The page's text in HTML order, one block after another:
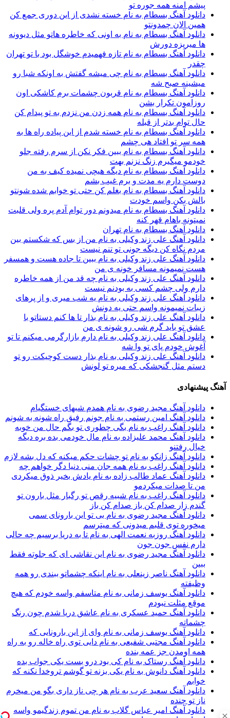
پیشم امنه همه جوره تو
دانلود آهنگ بسطام به نام خسته نشدی از این دوری جمع کن
همین الان چمدونتو
دانلود آهنگ بسطام به نام به اونی که خاطره هاتو مثل دیوونه
ها میریزه دورش
دانلود آهنگ بسطام به نام تازه فهمیدم خوشگل بود با تو تهران
چقدر
دانلود آهنگ بسطام به نام چی میشه گفتش به اونکه شبا رو
میشینه صبح شه
دانلود آهنگ بسطام به نام قربون چشمات برم کاشکی اون
روزامون تکرار بشن
دانلود آهنگ بسطام به نام همه زدن من نزدم به تو پیدام کن
حال توام بدتر از قبله
دانلود آهنگ بسطام به نام خسته شدم از این پیاده راه ها به
همه سر تو افتاد هی چشم
دانلود آهنگ بسطام به نام ببین فکر نکن از سرم رفته جلو
خودمو میگیرم زنگ نزنم بهت
دانلود آهنگ بسطام به نام دیگه هیچی نمیده کیف به من
دوست دارم یه مدت و برم غیب بشم
دانلود آهنگ بسطام به نام بغلم کن حتی تو خوابم شده شونتو
بالش بکن واسم خودت
دانلود آهنگ بسطام به نام میدونم دور توام آدم پره ولی قلبت
نمیتونه باهام قهر کنه
دانلود آهنگ بسطام به نام تهران
دانلود آهنگ علی زند وکیلی به نام من از بس كه شكستم بین
مردم نگاه كن دیگه جونى تو تنم نیست
دانلود آهنگ علی زند وکیلی به نام ببین تا جاده هست و همسفر
هست نمیمونه مسافر خونه ی من
دانلود آهنگ علی زند وکیلی به نام چه قد من از همه خاطره
دارم ولی چشم كسی به بودنم نیست
دانلود آهنگ علی زند وکیلی به نام یه شب میرى و از پرهای
زيبات نمیمونه واسم حتی یه دونش
دانلود آهنگ علی زند وکیلی به نام بذار تا ها كنم دستاتو با
عشق تو باید گرم شی رو شونه ى من
دانلود آهنگ علی زند وکیلی به نام دارم بازارگرمی میكنم تا تو
آغوش خودم پای تو وا شه
دانلود آهنگ علی زند وکیلی به نام بذار دست كوچیكت رو تو
دستم مثل گنجشكی كه میره تو لونش
آهنگ پیشنهادی
دانلود آهنگ مجید رضوی به نام همدم شبهای خستگیام
دانلود آهنگ امین رستمی به نام جونم رفیق راه شونه به شونم
دانلود آهنگ راغب به نام بگی چطوری تو بگم حال من خوبه
دانلود آهنگ محمد علیزاده به نام مال خودمی بده بره دیگه
خیال رفتنو
دانلود آهنگ زانکو به نام تو چشات حکم میکنه که دل بشه لازم
دانلود آهنگ راغب به نام همه جان منی دنیا دگر خواهم چه
دانلود آهنگ عماد طالب زاده به نام یادش بخیر ذوق میکردی
من تا صدات میکردمو
دانلود آهنگ راغب به نام شبیه رقص تو رگبار مثل بارون تو
گندم زار صدام کن باز صدام کن باز
دانلود آهنگ مجید رضوی به نام بی تو این بارونای سمی
میخوره توی قلبم میدونی که میترسم
دانلود آهنگ روزبه نعمت الهی به نام تا به دریا برسیم چه حالی
دارم نفس جون جون
دانلود آهنگ مجید رضوی به نام این نقاشی ای که جلوته فقط
ببین
دانلود آهنگ ناصر زینعلی به نام اینکه چشماتو ببندی رو همه
وظیفته
دانلود آهنگ یوسف زمانی به نام متاسفم واسه خودم که هیچ
موقع مثلت نبودم
دانلود آهنگ حمید عسکری به نام عاشق دریا شدم چون رنگ
چشماته
دانلود آهنگ یوسف زمانی به نام وای از این بارونایی که
دانلود آهنگ مجتبی شفیعی به نام دایی توی راه خاله رو به راه
همه اومدن جز عمه بنده
دانلود آهنگ رستاک به نام کی بود درو بست یکی جواب بده
دانلود آهنگ دانوش به نام یکی بزنه تو گوشم تروخدا نکنه که
خوابم
دانلود آهنگ سعید عرب به نام هر چی ناز داری بگو من میخرم
ناز تو چنده
دانلود آهنگ امیر عباس گلاب به نام من تموم زندگیمو واسه